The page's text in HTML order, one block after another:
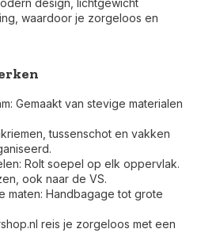
design, lichtgewicht
waardoor je zorgeloos en
Gemaakt van stevige materialen
tussenschot en vakken
Rolt soepel op elk oppervlak.
ook naar de VS.
maten: Handbagage tot grote
reis je zorgeloos met een